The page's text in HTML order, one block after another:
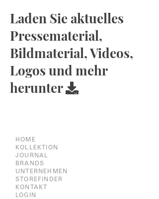
Laden Sie aktuelles
Pressematerial,
Bildmaterial, Videos,
Logos und mehr
herunter
HOME
KOLLEKTION
JOURNAL
BRANDS
UNTERNEHMEN
STOREFINDER
KONTAKT
LOGIN